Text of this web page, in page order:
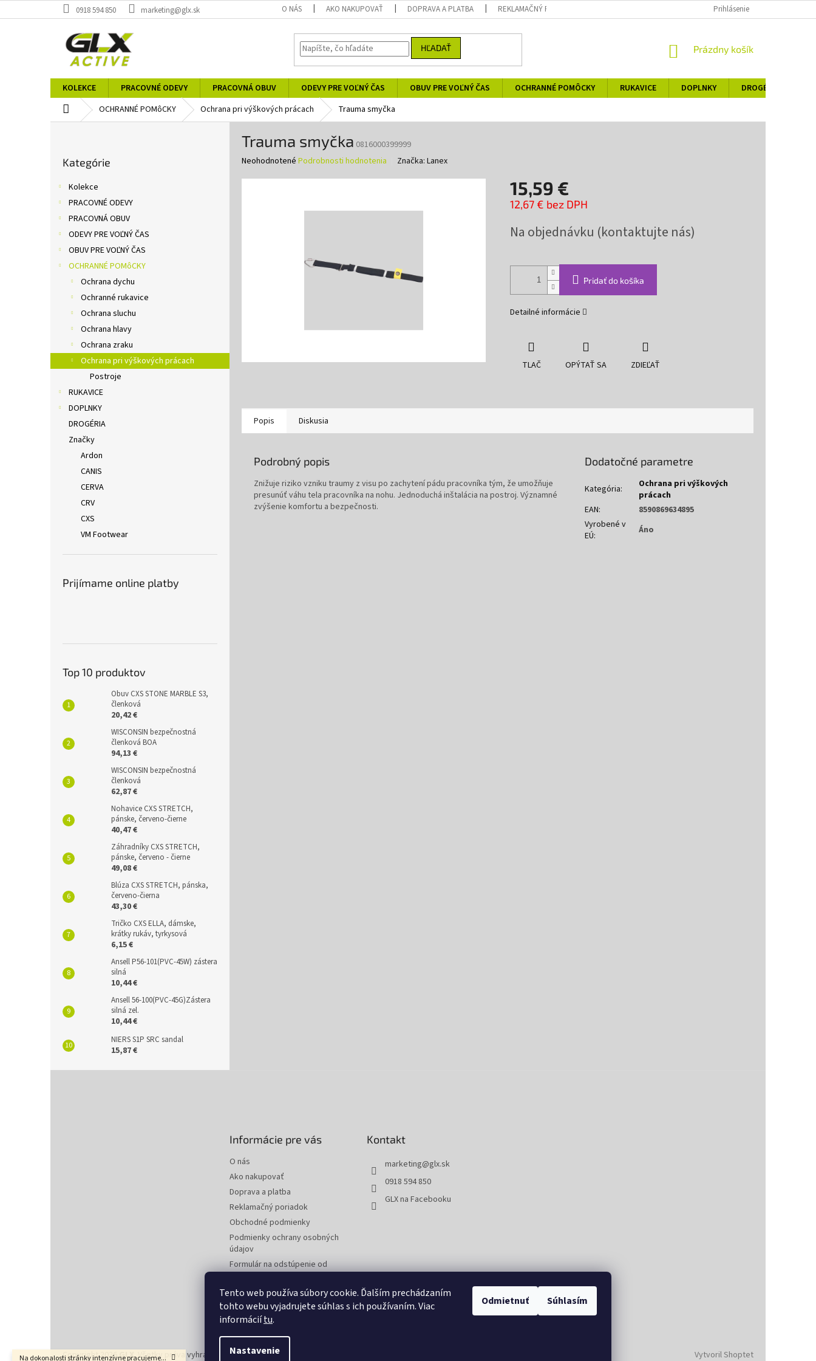
Tento web používa súbory cookie. Ďalším prechádzaním
tohto webu vyjadrujete súhlas s ich používaním. Viac
informáciítu.
Nastavenie
Odmietnuť Súhlasím
na
Na dokonalosti stránky intenzívne pracujeme...
0918 594 850 marketing@glx.sk O NÁS AKO NAKUPOVAŤ DOPRAVA A PLATBA REKLAMAČNÝ PORIADOK PODMIENKY OCHRANY
Prihlásenie
HĽADAŤ
NÁKUPNÝ
Prázdny košík
KOLEKCE PRACOVNÉ ODEVY PRACOVNÁ OBUV ODEVY PRE VOĽNÝ ČAS OBUV PRE VOĽNÝ ČAS OCHRANNÉ POMÔCKY RUKAVICE DOPLNKY DROGÉRIA
DomovOCHRANNÉ POMôCKY Ochrana pri výškových prácach Trauma smyčka
kategórie
Kategórie
Kolekce
PRACOVNÉ ODEVY
PRACOVNÁ OBUV
ODEVY PRE VOĽNÝ ČAS
OBUV PRE VOĽNÝ ČAS
OCHRANNÉ POMôCKY
Ochrana dychu
Ochranné rukavice
Ochrana sluchu
Ochrana hlavy
Ochrana zraku
Ochrana pri výškových prácach
Postroje
RUKAVICE
DOPLNKY
DROGÉRIA
Značky
Ardon
CANIS
CERVA
CRV
CXS
VM Footwear
Prijímame online platby
Top 10 produktov
Obuv CXS STONE MARBLE S3,
členková
20,42 €
WISCONSIN bezpečnostná
členková BOA
94,13 €
WISCONSIN bezpečnostná
členková
62,87 €
Nohavice CXS STRETCH,
pánske, červeno-čierne
40,47 €
Záhradníky CXS STRETCH,
pánske, červeno - čierne
49,08 €
Blúza CXS STRETCH, pánska,
červeno-čierna
43,30 €
Tričko CXS ELLA, dámske,
krátky rukáv, tyrkysová
6,15 €
Ansell P56-101(PVC-45W) zástera
silná
10,44 €
Ansell 56-100(PVC-45G)Zástera
silná zel.
10,44 €
NIERS S1P SRC sandal
15,87 €
Trauma smyčka 0816000399999
Priemerné
Neohodnotené Podrobnosti hodnotenia Značka: Lanex
15,59 €
12,67 € bez DPH
cena:
Na objednávku (kontaktujte nás)
Pridať do košíka
Detailné informácie
TLAČ OPÝTAŤ SA ZDIEĽAŤ
Popis Diskusia
Podrobný popis
Znižuje riziko vzniku traumy z visu po zachytení pádu pracovníka tým, že umožňuje
presunúť váhu tela pracovníka na nohu. Jednoduchá inštalácia na postroj. Významné
zvýšenie komfortu a bezpečnosti.
Dodatočné parametre
Kategória:
Ochrana pri výškových
prácach
EAN:
8590869634895
Vyrobené v
EÚ: Áno
Informácie pre vás
O nás
Ako nakupovať
Doprava a platba
Reklamačný poriadok
Obchodné podmienky
Podmienky ochrany osobných
údajov
Formulár na odstúpenie od
Formulár na reklamáciu tovaru
Kontakty
Kontakt
marketing@glx.sk
0918 594 850
GLX na Facebooku
Vytvoril Shoptet
Copyright 2026GLX. Všetky práva vyhradené. Upraviť nastavenie cookies